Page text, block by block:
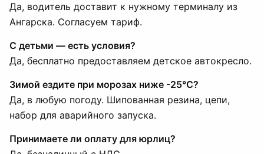
Да, водитель доставит к нужному терминалу из
Ангарска. Согласуем тариф.
С детьми — есть условия?
Да, бесплатно предоставляем детское автокресло.
Зимой ездите при морозах ниже -25°C?
Да, в любую погоду. Шипованная резина, цепи,
набор для аварийного запуска.
Принимаете ли оплату для юрлиц?